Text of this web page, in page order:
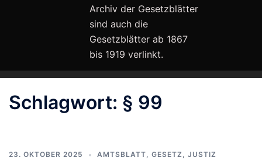
Archiv der Gesetzblätter
sind auch die
Gesetzblätter ab 1867
bis 1919 verlinkt.
Schlagwort: § 99
23. OKTOBER 2025 AMTSBLATT, GESETZ , JUSTIZ